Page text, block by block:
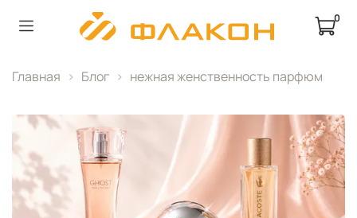
0
Главная Блог нежная женственность парфюм